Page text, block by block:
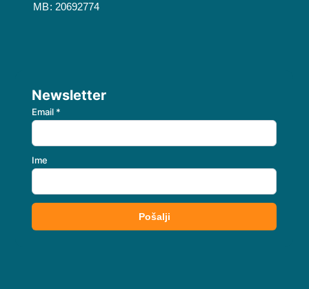
MB: 20692774